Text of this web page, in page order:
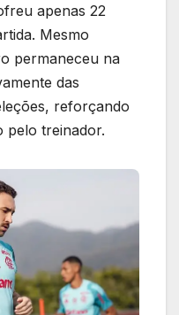
apenas 22
Mesmo
permaneceu na
das
reforçando
pelo treinador.